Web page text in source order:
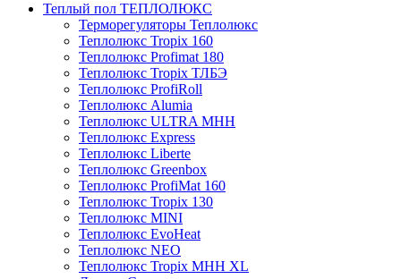
Теплый пол ТЕПЛОЛЮКС
Терморегуляторы Теплолюкс
Теплолюкс Tropix 160
Теплолюкс Profimat 180
Теплолюкс Tropix ТЛБЭ
Теплолюкс ProfiRoll
Теплолюкс Alumia
Теплолюкс ULTRA МНН
Теплолюкс Express
Теплолюкс Liberte
Теплолюкс Greenbox
Теплолюкс ProfiMat 160
Теплолюкс Tropix 130
Теплолюкс MINI
Теплолюкс EvoHeat
Теплолюкс NEO
Теплолюкс Tropix МНН XL